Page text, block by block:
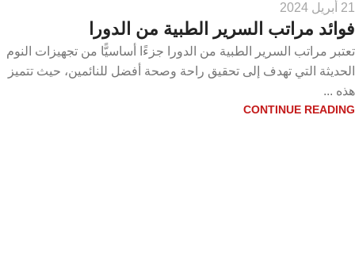
21 أبريل 2024
فوائد مراتب السرير الطبية من الدورا
تعتبر مراتب السرير الطبية من الدورا جزءًا أساسيًّا من تجهيزات النوم
الحديثة التي تهدف إلى تحقيق راحة وصحة أفضل للنائمين، حيث تتميز
هذه ...
CONTINUE READING